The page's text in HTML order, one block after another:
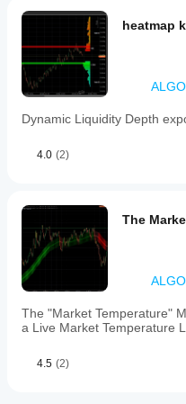
heatmap
Dynamic Liquidity Depth
4.0 (2)
The
The "Market Temperature"
a Live Market Temperature
4.5 (2)